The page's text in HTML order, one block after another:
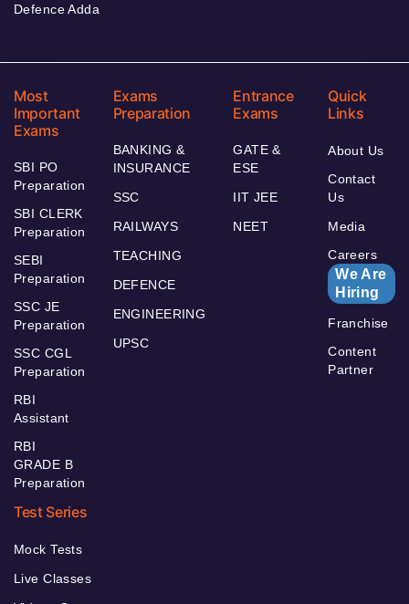
Defence Adda
Most
Important
Exams
SBI PO
Preparation
SBI CLERK
Preparation
SEBI
Preparation
SSC JE
Preparation
SSC CGL
Preparation
RBI
Assistant
RBI
GRADE B
Preparation
Exams
Preparation
BANKING &
INSURANCE
SSC
RAILWAYS
TEACHING
DEFENCE
ENGINEERING
UPSC
Entrance
Exams
GATE &
ESE
IIT JEE
NEET
Quick
Links
About Us
Contact
Us
Media
Careers
We Are
Hiring
Franchise
Content
Partner
Test Series
Mock Tests
Live Classes